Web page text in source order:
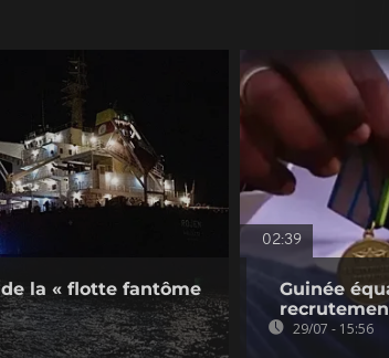
la « flotte fantôme
02:39
Guinée
29/07 - 15:56